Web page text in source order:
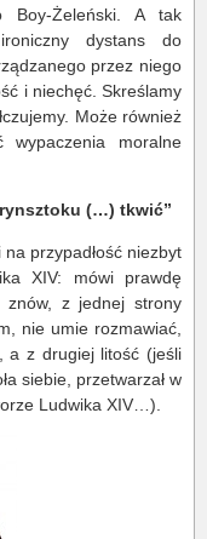
Boy-Żeleński. A tak
ironiczny dystans do
przez niego
i niechęć. Skreślamy
Może również
wypaczenia moralne
(…) tkwić”
przypadłość niezbyt
XIV: mówi prawdę
z jednej strony
nie umie rozmawiać,
a z drugiej litość (jeśli
siebie, przetwarzał w
Ludwika XIV…).